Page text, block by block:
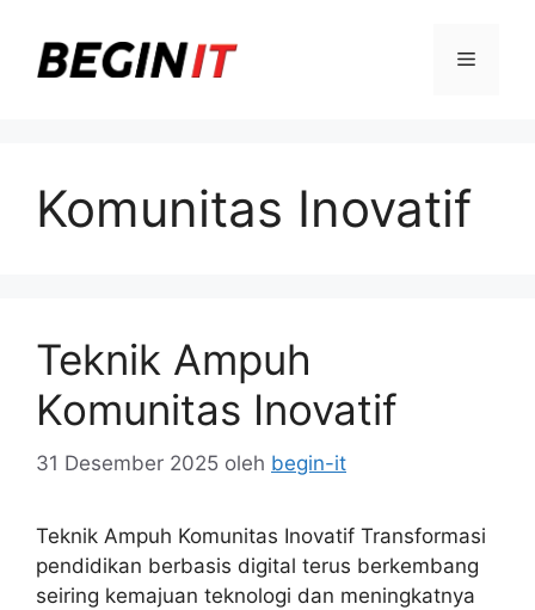
Menu
Komunitas Inovatif
Teknik Ampuh
Komunitas Inovatif
31 Desember 2025 oleh begin-it
Teknik Ampuh Komunitas Inovatif Transformasi
pendidikan berbasis digital terus berkembang
seiring kemajuan teknologi dan meningkatnya